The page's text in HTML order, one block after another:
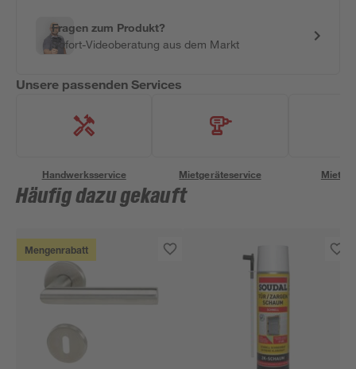
Fragen zum Produkt?
Sofort-Videoberatung aus dem Markt
Unsere passenden Services
Handwerksservice Mietgeräteservice
Häufig dazu gekauft
Mengenrabatt